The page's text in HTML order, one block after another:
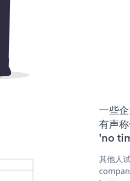
一些
有声
'no
其他人